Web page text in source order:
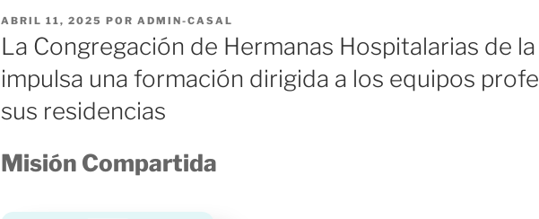
PUBLICADO
EL
ABRIL 11, 2025 POR ADMIN-CASAL
La Congregación de Hermanas Hospitalarias de
impulsa una formación dirigida a los equipos
sus residencias
Misión Compartida